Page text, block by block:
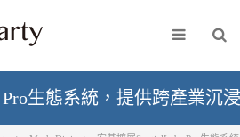
生態系統，提供跨產業沉